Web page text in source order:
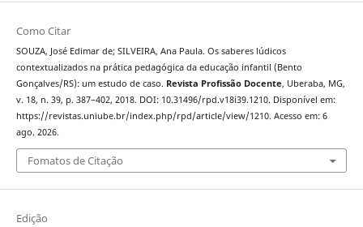
Como Citar
SOUZA, José Edimar de; SILVEIRA, Ana Paula. Os saberes lúdicos
contextualizados na prática pedagógica da educação infantil (Bento
Gonçalves/RS): um estudo de caso. Revista Profissão Docente, Uberaba, MG,
v. 18, n. 39, p. 387–402, 2018. DOI: 10.31496/rpd.v18i39.1210. Disponível em:
https://revistas.uniube.br/index.php/rpd/article/view/1210. Acesso em: 6
ago. 2026.
Fomatos de Citação
Edição